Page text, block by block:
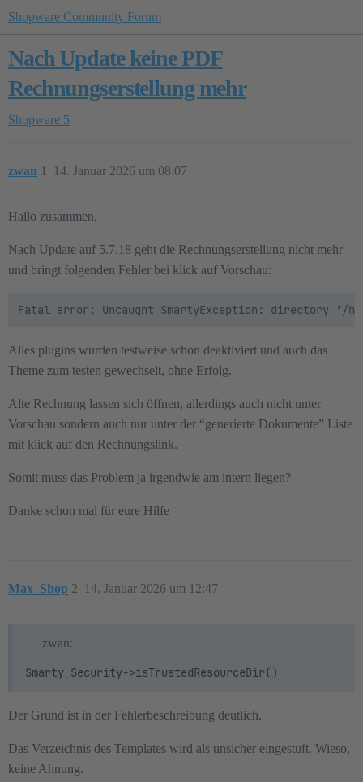
Shopware Community Forum
Nach Update keine PDF
Rechnungserstellung mehr
Shopware 5
zwan 14. Januar 2026 um 08:07
1
Hallo zusammen,
Nach Update auf 5.7.18 geht die Rechnungserstellung nicht mehr
und bringt folgenden Fehler bei klick auf Vorschau:
Alles plugins wurden testweise schon deaktiviert und auch das
Theme zum testen gewechselt, ohne Erfolg.
Alte Rechnung lassen sich öffnen, allerdings auch nicht unter
Vorschau sondern auch nur unter der “generierte Dokumente” Liste
mit klick auf den Rechnungslink.
Somit muss das Problem ja irgendwie am intern liegen?
Danke schon mal für eure Hilfe
Max_Shop 14. Januar 2026 um 12:47
2
zwan:
Smarty_Security->isTrustedResourceDir()
Der Grund ist in der Fehlerbeschreibung deutlich.
Das Verzeichnis des Templates wird als unsicher eingestuft. Wieso,
keine Ahnung.